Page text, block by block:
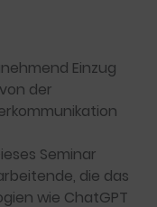
Einzug
der
Seminar
die das
wie ChatGPT